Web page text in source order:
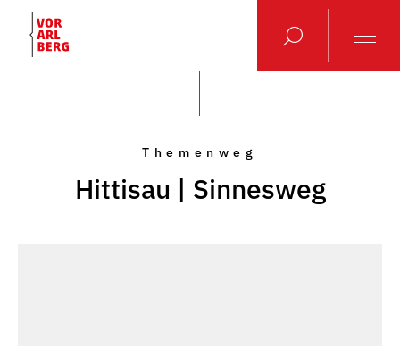
Themenweg
Hittisau | Sinnesweg